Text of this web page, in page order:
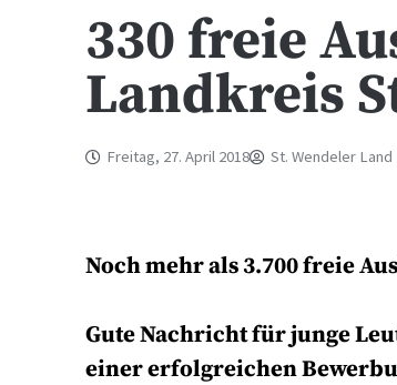
330 freie
Landkreis
Freitag, 27. April 2018 St. Wendeler
Noch mehr als 3.700 freie
Gute Nachricht für junge
einer erfolgreichen